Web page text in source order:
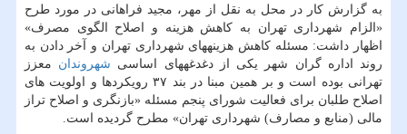
به گزارش كار در محل به نقل از مهر، مجید فراهانی در مورد طرح
«الزام شهرداری تهران به كاهش هزینه و اصلاح الگوی مصرف»
اظهار داشت: مسئله كاهش هزینههای شهرداری تهران و آخر دادن به
روند اداره گران شهر یكی از دغدغههای اساسی شهروندان معزز
تهرانی بوده است و بر همین مبنا در بند ۳۷ رویكردها و اولویت های
اصلاح طلبان برای فعالیت شورای پنجم مسئله «بازنگری و اصلاح تراز
مالی (منابع و مصارف) شهرداری تهران» مطرح گردیده است.